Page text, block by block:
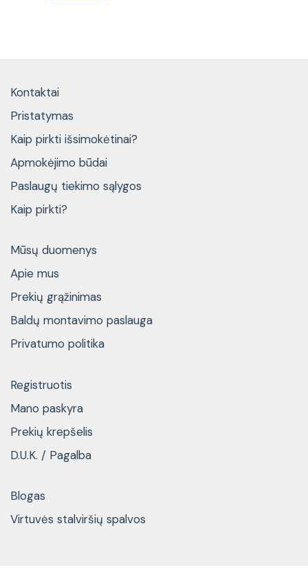
Kontaktai
Pristatymas
Kaip pirkti išsimokėtinai?
Apmokėjimo būdai
Paslaugų tiekimo sąlygos
Kaip pirkti?
Mūsų duomenys
Apie mus
Prekių grąžinimas
Baldų montavimo paslauga
Privatumo politika
Registruotis
Mano paskyra
Prekių krepšelis
D.U.K. / Pagalba
Blogas
Virtuvės stalviršių spalvos